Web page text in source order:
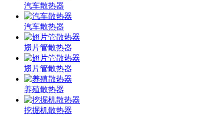
汽车散热器
汽车散热器
翅片管散热器
翅片管散热器
养殖散热器
挖掘机散热器